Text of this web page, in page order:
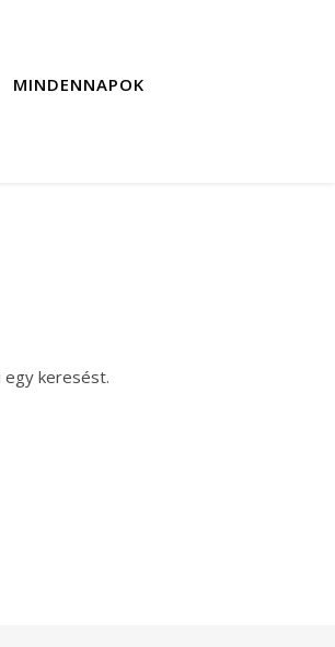
MINDENNAPOK
egy keresést.